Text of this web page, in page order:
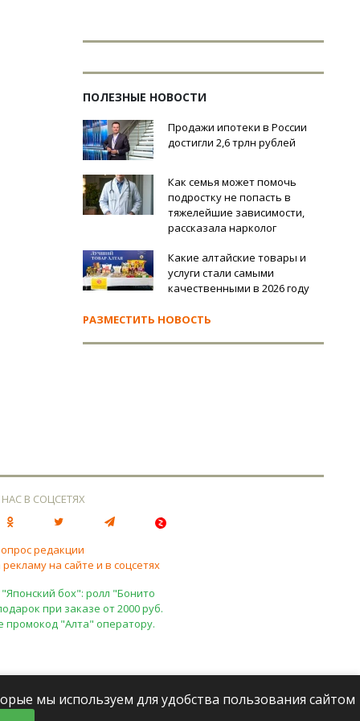
ПОЛЕЗНЫЕ НОВОСТИ
Продажи ипотеки в России
достигли 2,6 трлн рублей
Как семья может помочь
подростку не попасть в
тяжелейшие зависимости,
рассказала нарколог
Какие алтайские товары и
услуги стали самыми
качественными в 2026 году
РАЗМЕСТИТЬ НОВОСТЬ
В СОЦСЕТЯХ
редакции
на сайте и в соцсетях
бох": ролл "Бонито
при заказе от 2000 руб.
промокод "Алта" оператору.
мы используем для удобства пользования сайтом